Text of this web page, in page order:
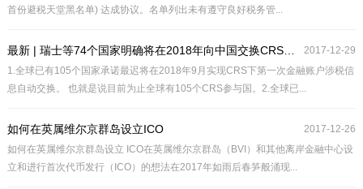
首份避税天堂黑名单) 达成协议。名单列出未有遵守良好税务管...
2017-12-29
最新 | 瑞士等74个国家明确将在2018年向中国交换CRS信息
1.全球已有105个国家承诺最迟将在2018年9月实现CRS下第一次金融账户涉税信
息自动交换。 也就是说目前为止全球有105个CRS参与国。2.全球已...
2017-12-26
如何在英属维尔京群岛设立ICO
如何在英属维尔京群岛设立 ICO在英属维尔京群岛（BVI）和其他离岸金融中心设
立和进行首次代币发行（ICO）的想法在2017年如雨后春笋般涌现...